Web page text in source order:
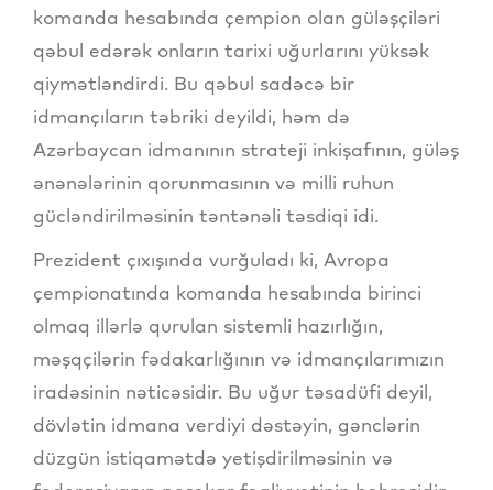
komanda hesabında çempion olan güləşçiləri
qəbul edərək onların tarixi uğurlarını yüksək
qiymətləndirdi. Bu qəbul sadəcə bir
idmançıların təbriki deyildi, həm də
Azərbaycan idmanının strateji inkişafının, güləş
ənənələrinin qorunmasının və milli ruhun
gücləndirilməsinin təntənəli təsdiqi idi.
Prezident çıxışında vurğuladı ki, Avropa
çempionatında komanda hesabında birinci
olmaq illərlə qurulan sistemli hazırlığın,
məşqçilərin fədakarlığının və idmançılarımızın
iradəsinin nəticəsidir. Bu uğur təsadüfi deyil,
dövlətin idmana verdiyi dəstəyin, gənclərin
düzgün istiqamətdə yetişdirilməsinin və